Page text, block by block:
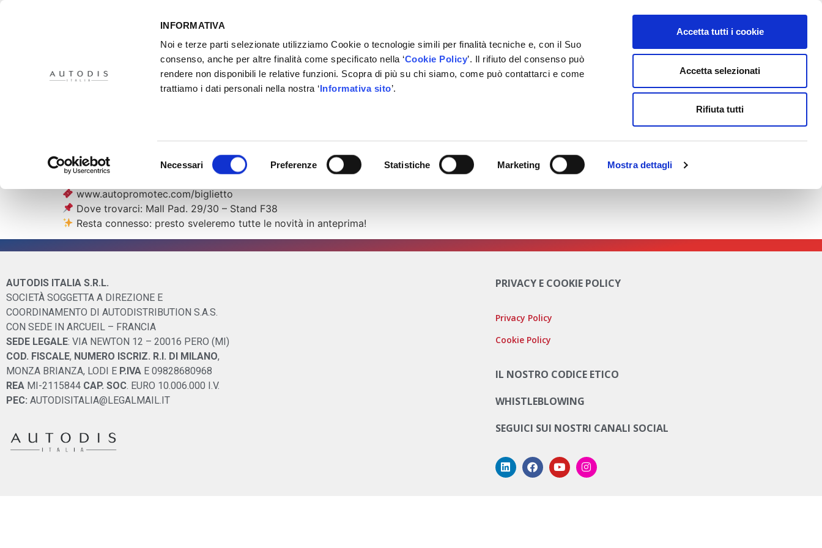
INFORMATIVA
Noi e terze parti selezionate utilizziamo Cookie o tecnologie simili per finalità tecniche e, con il Suo
consenso, anche per altre finalità come specificato nella ‘Cookie Policy’. Il rifiuto del consenso può
rendere non disponibili le relative funzioni. Scopra di più su chi siamo, come può contattarci e come
trattiamo i dati personali nella nostra ‘Informativa sito’.
del
Necessari Preferenze Statistiche Marketing Mostra dettagli
Accetta tutti i cookie
Accetta selezionati
Rifiuta tutti
IL PROGETTO DISTRIBUTORI XMASTER PRIVATE LABEL FORNITORI PARTNER BACHECA CONTATTI AREA RISERVATA
Scopri tutta la gamma di attrezzatura a marchio privato Isotech: affidabilità, innovazione e qualità premium al tuo servizio!
www.autopromotec.com/biglietto
Dove trovarci: Mall Pad. 29/30 – Stand F38
Resta connesso: presto sveleremo tutte le novità in anteprima!
AUTODIS ITALIA S.R.L.
SOCIETÀ SOGGETTA A DIREZIONE E
COORDINAMENTO DI AUTODISTRIBUTION S.A.S.
CON SEDE IN ARCUEIL – FRANCIA
SEDE LEGALE: VIA NEWTON 12 – 20016 PERO (MI)
COD. FISCALE, NUMERO ISCRIZ. R.I. DI MILANO,
MONZA BRIANZA, LODI E P.IVA E 09828680968
REA MI-2115844 CAP. SOC. EURO 10.006.000 I.V.
PEC: AUTODISITALIA@LEGALMAIL.IT
PRIVACY E COOKIE POLICY
Privacy Policy
Cookie Policy
IL NOSTRO CODICE ETICO
WHISTLEBLOWING
SEGUICI SUI NOSTRI CANALI SOCIAL